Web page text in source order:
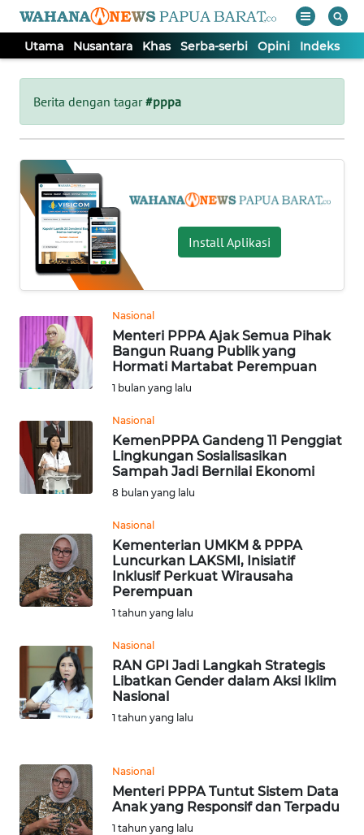
Utama Nusantara Khas Serba-serbi Opini Indeks
Berita dengan tagar#pppa
Install Aplikasi
Nasional
Menteri PPPA Ajak Semua Pihak
Bangun Ruang Publik yang
Hormati Martabat Perempuan
1 bulan yang lalu
Nasional
KemenPPPA Gandeng 11 Penggiat
Lingkungan Sosialisasikan
Sampah Jadi Bernilai Ekonomi
8 bulan yang lalu
Nasional
Kementerian UMKM & PPPA
Luncurkan LAKSMI, Inisiatif
Inklusif Perkuat Wirausaha
Perempuan
1 tahun yang lalu
Nasional
RAN GPI Jadi Langkah Strategis
Libatkan Gender dalam Aksi Iklim
Nasional
1 tahun yang lalu
Nasional
Menteri PPPA Tuntut Sistem Data
Anak yang Responsif dan Terpadu
1 tahun yang lalu
Tutup
UTAMA
NUSANTARA
KHAS
SERBA-
SERBI
OPINI
Informasi
INDEKS
BERITA
KONTAK
KAMI
INFO
IKLAN
TENTANG
PEDOMAN
MEDIA
SIBER
KARIR
DISCLAIMER